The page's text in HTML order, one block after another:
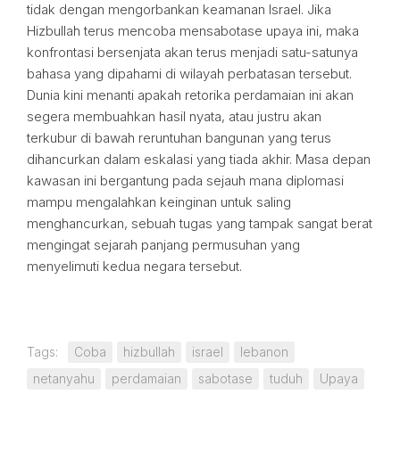
tidak dengan mengorbankan keamanan Israel. Jika
Hizbullah terus mencoba mensabotase upaya ini, maka
konfrontasi bersenjata akan terus menjadi satu-satunya
bahasa yang dipahami di wilayah perbatasan tersebut.
Dunia kini menanti apakah retorika perdamaian ini akan
segera membuahkan hasil nyata, atau justru akan
terkubur di bawah reruntuhan bangunan yang terus
dihancurkan dalam eskalasi yang tiada akhir. Masa depan
kawasan ini bergantung pada sejauh mana diplomasi
mampu mengalahkan keinginan untuk saling
menghancurkan, sebuah tugas yang tampak sangat berat
mengingat sejarah panjang permusuhan yang
menyelimuti kedua negara tersebut.
Tags: Coba hizbullah israel
lebanon
netanyahu
perdamaian sabotase tuduh Upaya